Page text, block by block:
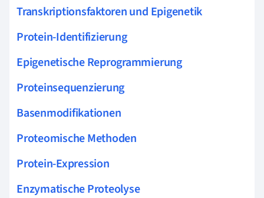
Transkriptionsfaktoren und Epigenetik
Protein-Identifizierung
Epigenetische Reprogrammierung
Proteinsequenzierung
Basenmodifikationen
Proteomische Methoden
Protein-Expression
Enzymatische Proteolyse